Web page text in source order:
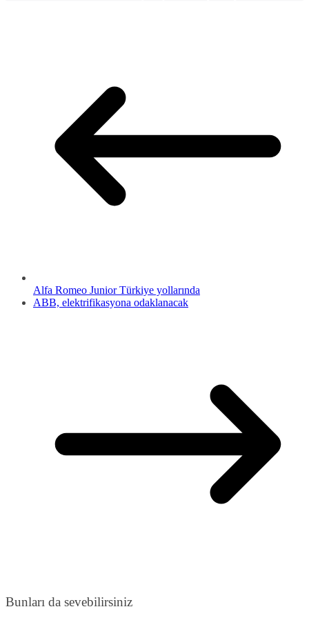
Alfa Romeo Junior Türkiye yollarında
ABB, elektrifikasyona odaklanacak
Bunları da sevebilirsiniz